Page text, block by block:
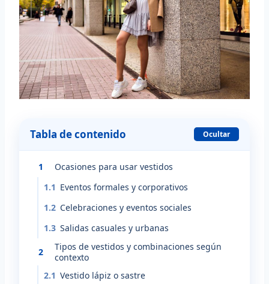
Tabla de contenido Ocultar
1
Ocasiones para usar vestidos
1.1 Eventos formales y corporativos
1.2 Celebraciones y eventos sociales
1.3 Salidas casuales y urbanas
2
Tipos de vestidos y combinaciones según
contexto
2.1 Vestido lápiz o sastre